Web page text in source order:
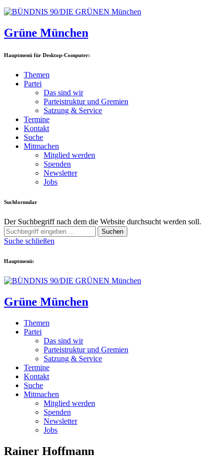
Grüne München
Hauptmenü für Desktop-Computer:
Themen
Partei
Das sind wir
Parteistruktur und Gremien
Satzung & Service
Termine
Kontakt
Suche
Mitmachen
Mitglied werden
Spenden
Newsletter
Jobs
Suchformular
Der Suchbegriff nach dem die Website durchsucht werden soll.
Suchen
Suche schließen
Hauptmenü:
Grüne München
Themen
Partei
Das sind wir
Parteistruktur und Gremien
Satzung & Service
Termine
Kontakt
Suche
Mitmachen
Mitglied werden
Spenden
Newsletter
Jobs
Rainer Hoffmann